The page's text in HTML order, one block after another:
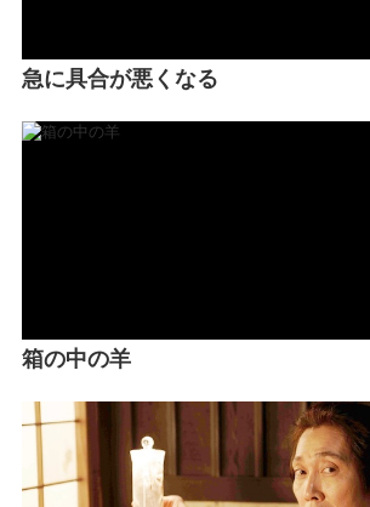
急に具合が悪くなる
箱の中の羊